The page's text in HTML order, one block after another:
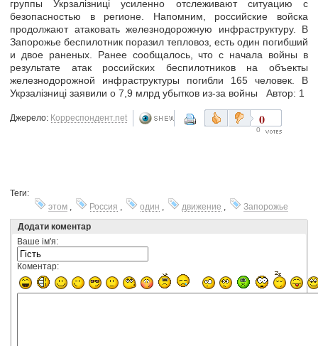
группы Укрзалізниці усиленно отслеживают ситуацию с
безопасностью в регионе. Напомним, российские войска
продолжают атаковать железнодорожную инфраструктуру. В
Запорожье беспилотник поразил тепловоз, есть один погибший
и двое раненых. Ранее сообщалось, что с начала войны в
результате атак российских беспилотников на объекты
железнодорожной инфраструктуры погибли 165 человек. В
Укрзалізниці заявили о 7,9 млрд убытков из-за войны Автор: 1
Джерело: Корреспондент.net 0
0
Теги:
этом , Россия , один , движение ,
Запорожье
Додати коментар
Ваше ім'я:
Коментар: